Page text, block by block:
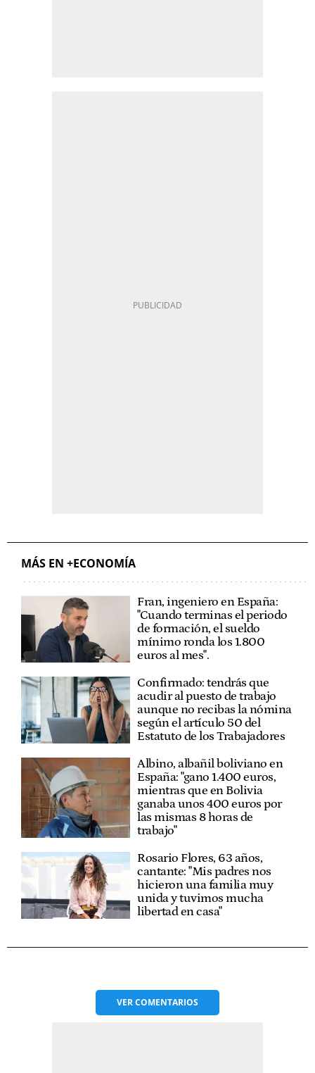
MÁS EN +ECONOMÍA
Fran, ingeniero en España:
"Cuando terminas el periodo
de formación, el sueldo
mínimo ronda los 1.800
euros al mes".
Confirmado: tendrás que
acudir al puesto de trabajo
aunque no recibas la nómina
según el artículo 50 del
Estatuto de los Trabajadores
Albino, albañil boliviano en
España: "gano 1.400 euros,
mientras que en Bolivia
ganaba unos 400 euros por
las mismas 8 horas de
trabajo"
Rosario Flores, 63 años,
cantante: "Mis padres nos
hicieron una familia muy
unida y tuvimos mucha
libertad en casa"
VERCOMENTARIOS